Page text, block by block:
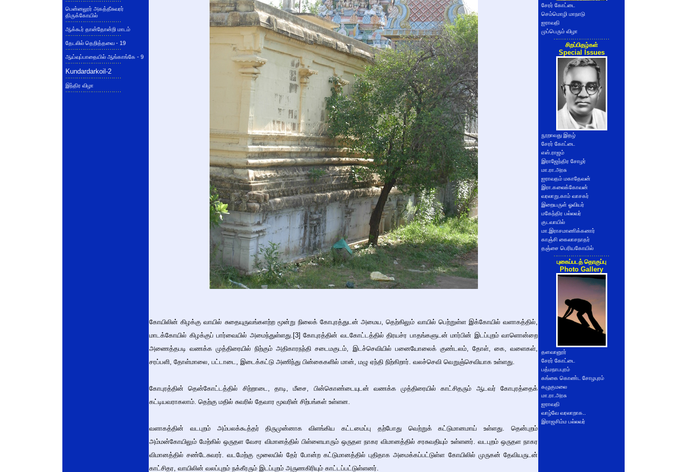
பென்னலூர் அகத்தீசுவரர்
திருக்கோயில்
ஆக்கூர் தான்தோன்றி மாடம்
தேடலில் தெறித்தவை - 19
ஆய்வுப்பாதையில் ஆங்காங்கே - 9
Kundardarkoil-2
இந்திர விழா
கோயிலின் கிழக்கு வாயில் சுதையுருவங்களற்ற மூன்று நிலைக் கோபுரத்துடன் அமைய, தெற்கிலும் வாயில் பெற்றுள்ள இக்கோயில் வளாகத்தில்,
மாடக்கோயில் கிழக்குப் பார்வையில் அமைந்துள்ளது.[3] கோபுரத்தின் வடகோட்டத்தில் திரயச்ர பாதங்களுடன் மார்பின் இடப்புறம் வாளொன்றை
அணைத்தபடி வணக்க முத்திரையில் நிற்கும் அதிகாரநந்தி சடைமகுடம், இடச்செவியில் பனையோலைக் குண்டலம், தோள், கை, வளைகள்,
சரப்பளி, தோள்மாலை, பட்டாடை, இடைக்கட்டு அணிந்து பின்கைகளில் மான், மழு ஏந்தி நிற்கிறார். வலச்செவி வெறுஞ்செவியாக உள்ளது.
கோபுரத்தின் தென்கோட்டத்தில் சிற்றாடை, தாடி, மீசை, பின்கொண்டையுடன் வணக்க முத்திரையில் காட்சிதரும் ஆடவர் கோபுரத்தைக்
கட்டியவராகலாம். தெற்கு மதில் சுவரில் தேவார மூவரின் சிற்பங்கள் உள்ளன.
வளாகத்தின் வடபுறம் அம்பலக்கூத்தர் திருமுன்னாக விளங்கிய கட்டமைப்பு தற்போது வெற்றுக் கட்டுமானமாய் உள்ளது. தென்புறம்
அம்மன்கோயிலும் மேற்கில் ஒருதள வேசர விமானத்தில் பிள்ளையாரும் ஒருதள நாகர விமானத்தில் சரசுவதியும் உள்ளனர். வடபுறம் ஒருதள நாகர
விமானத்தில் சண்டேசுவரர். வடமேற்கு மூலையில் தேர் போன்ற கட்டுமானத்தில் புதிதாக அமைக்கப்பட்டுள்ள கோயிலில் முருகன் தேவியருடன்
காட்சிதர, வாயிலின் வலப்புறம் நக்கீரரும் இடப்புறம் அருணகிரியும் காட்டப்பட்டுள்ளனர்.
சேரர் கோட்டை
செம்மொழி மாநாடு
ஐராவதி
முப்பெரும் விழா
சிறப்பிதழ்கள்
Special Issues
நூறாவது இதழ்
சேரர் கோட்டை
எஸ்.ராஜம்
இராஜேந்திர சோழர்
மா.ரா.அரசு
ஐராவதம் மகாதேவன்
இரா.கலைக்கோவன்
வரலாறு.காம் வாசகர்
இறையருள் ஓவியர்
மகேந்திர பல்லவர்
குடவாயில்
மா.இராசமாணிக்கனார்
காஞ்சி கைலாசநாதர்
தஞ்சை பெரியகோயில்
புகைப்படத் தொகுப்பு
Photo Gallery
தளவானூர்
சேரர் கோட்டை
பத்மநாபபுரம்
கங்கை கொண்ட சோழபுரம்
கழுகுமலை
மா.ரா.அரசு
ஐராவதி
வாழ்வே வரலாறாக..
இராஜசிம்ம பல்லவர்